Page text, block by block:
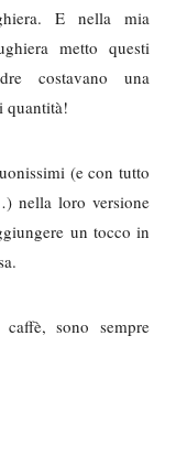
E nella mia
metto questi
costavano una
quantità!
(e con tutto
nella loro versione
un tocco in
sono sempre